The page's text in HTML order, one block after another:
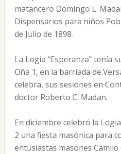
matancero Domingo L.
Dispensarios para niños
de Julio de 1898.
La Logia “Esperanza” tenía
Oña 1, en la barriada de
celebra, sus sesiones en
doctor Roberto C. Madan.
En diciembre celebró la
2 una fiesta masónica para
entusiastas masones Camilo